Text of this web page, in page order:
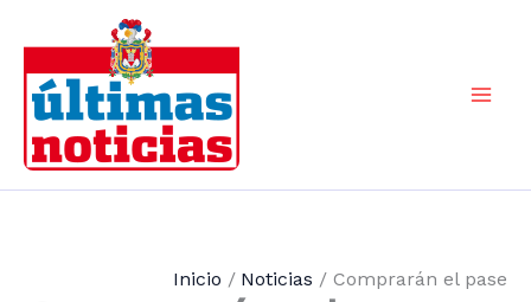
contenido
Inicio Noticias Comprarán el pase